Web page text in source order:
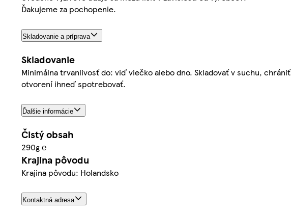
Ďakujeme za pochopenie.
Skladovanie a príprava
Skladovanie
Minimálna trvanlivosť do: viď viečko alebo dno. Skladovať v suchu,
otvorení ihneď spotrebovať.
Ďalšie informácie
Čistý obsah
290g ℮
Krajina pôvodu
Krajina pôvodu: Holandsko
Kontaktná adresa